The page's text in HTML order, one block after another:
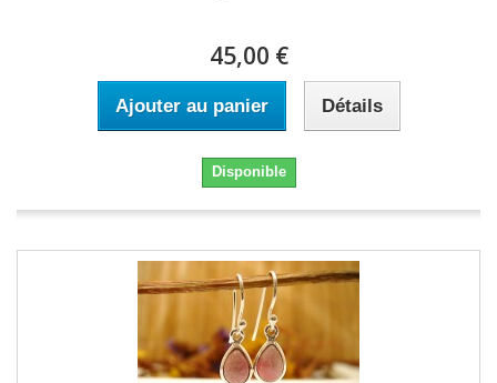
45,00 €
Ajouter au panier Détails
Disponible